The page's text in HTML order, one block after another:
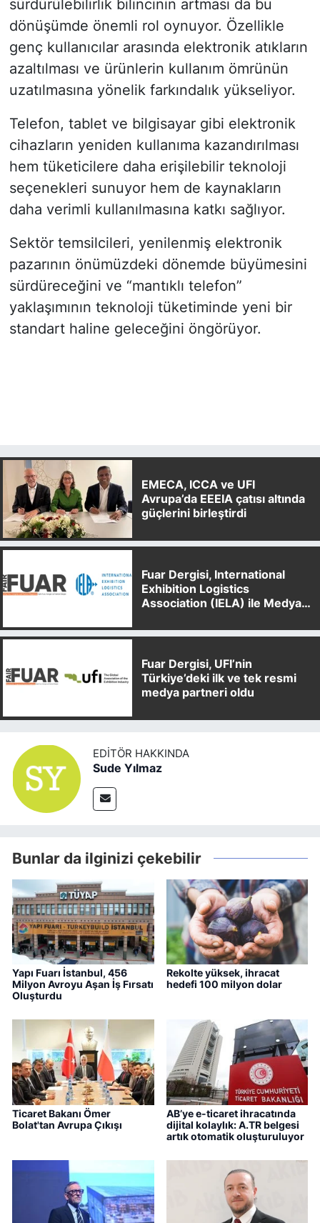
sürdürülebilirlik bilincinin artması da bu
dönüşümde önemli rol oynuyor. Özellikle
genç kullanıcılar arasında elektronik atıkların
azaltılması ve ürünlerin kullanım ömrünün
uzatılmasına yönelik farkındalık yükseliyor.
Telefon, tablet ve bilgisayar gibi elektronik
cihazların yeniden kullanıma kazandırılması
hem tüketicilere daha erişilebilir teknoloji
seçenekleri sunuyor hem de kaynakların
daha verimli kullanılmasına katkı sağlıyor.
Sektör temsilcileri, yenilenmiş elektronik
pazarının önümüzdeki dönemde büyümesini
sürdüreceğini ve “mantıklı telefon”
yaklaşımının teknoloji tüketiminde yeni bir
standart haline geleceğini öngörüyor.
EMECA, ICCA ve UFI
Avrupa’da EEEIA çatısı altında
güçlerini birleştirdi
Fuar Dergisi, International
Exhibition Logistics
Association (IELA) ile Medya
Fuar Dergisi, UFI’nin
Türkiye’deki ilk ve tek resmi
medya partneri oldu
EDITÖR HAKKINDA
Sude Yılmaz
Bunlar da ilginizi çekebilir
Yapı Fuarı İstanbul, 456
Milyon Avroyu Aşan İş Fırsatı
Oluşturdu
Rekolte yüksek, ihracat
hedefi 100 milyon dolar
Ticaret Bakanı Ömer
Bolat'tan Avrupa Çıkışı
AB’ye e-ticaret ihracatında
dijital kolaylık: A.TR belgesi
artık otomatik oluşturuluyor